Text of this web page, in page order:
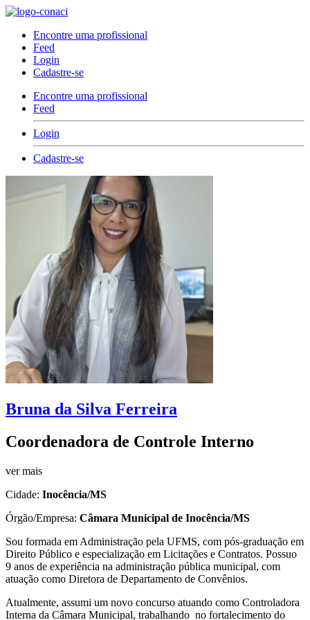
Encontre uma profissional
Feed
Login
Cadastre-se
Encontre uma profissional
Feed
Login
Cadastre-se
Bruna da Silva Ferreira
Coordenadora de Controle Interno
ver mais
Cidade: Inocência/MS
Órgão/Empresa: Câmara Municipal de Inocência/MS
Sou formada em Administração pela UFMS, com pós-graduação em
Direito Público e especialização em Licitações e Contratos. Possuo
9 anos de experiência na administração pública municipal, com
atuação como Diretora de Departamento de Convênios.
Atualmente, assumi um novo concurso atuando como Controladora
Interna da Câmara Municipal, trabalhando no fortalecimento do